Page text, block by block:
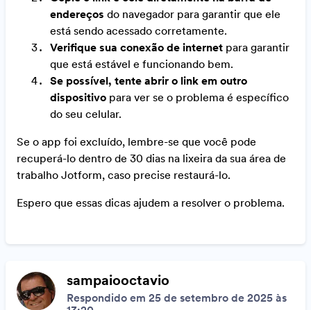
endereços do navegador para garantir que ele
está sendo acessado corretamente.
Verifique sua conexão de internet para garantir
que está estável e funcionando bem.
Se possível, tente abrir o link em outro
dispositivo para ver se o problema é específico
do seu celular.
Se o app foi excluído, lembre-se que você pode
recuperá-lo dentro de 30 dias na lixeira da sua área de
trabalho Jotform, caso precise restaurá-lo.
Espero que essas dicas ajudem a resolver o problema.
sampaiooctavio
Respondido em 25 de setembro de 2025 às